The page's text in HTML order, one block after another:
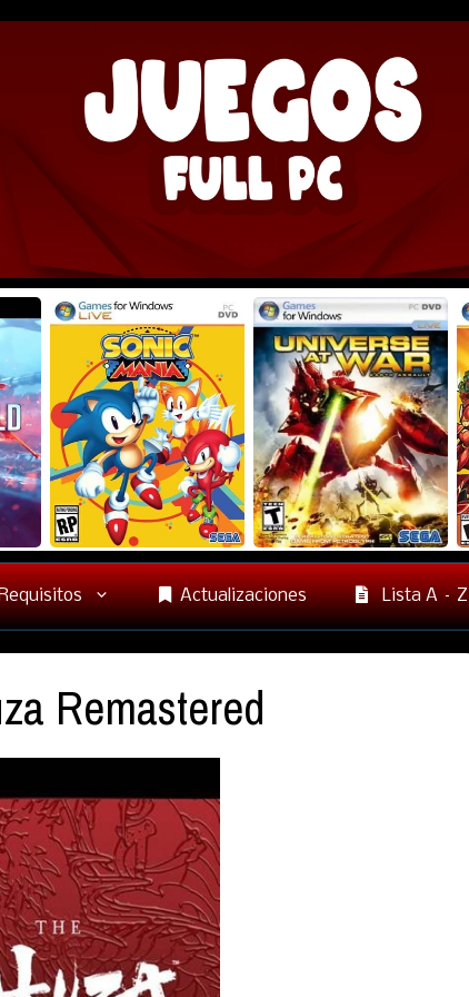
Actualizaciones Lista A – Z
Remastered